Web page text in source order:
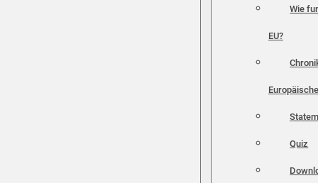
Wie
EU?
Quiz